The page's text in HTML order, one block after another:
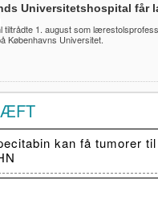
Universitetshospital får
tiltrådte 1. august som
Københavns Universitet.
kan få tumorer